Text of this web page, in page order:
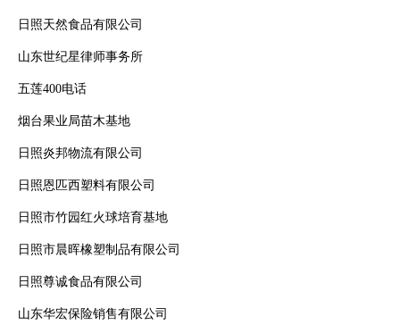
日照天然食品有限公司
山东世纪星律师事务所
五莲400电话
烟台果业局苗木基地
日照炎邦物流有限公司
日照恩匹西塑料有限公司
日照市竹园红火球培育基地
日照市晨晖橡塑制品有限公司
日照尊诚食品有限公司
山东华宏保险销售有限公司